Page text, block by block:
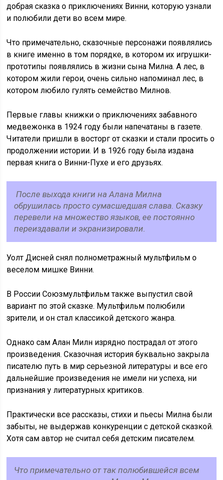
добрая сказка о приключениях Винни, которую узнали
и полюбили дети во всем мире.
Что примечательно, сказочные персонажи появлялись
в книге именно в том порядке, в котором их игрушки-
прототипы появлялись в жизни сына Милна. А лес, в
котором жили герои, очень сильно напоминал лес, в
котором любило гулять семейство Милнов.
Первые главы книжки о приключениях забавного
медвежонка в 1924 году были напечатаны в газете.
Читатели пришли в восторг от сказки и стали просить о
продолжении истории. И в 1926 году была издана
первая книга о Винни-Пухе и его друзьях.
После выхода книги на Алана Милна
обрушилась просто сумасшедшая слава. Сказку
перевели на множество языков, ее постоянно
переиздавали и экранизировали.
Уолт Дисней снял полнометражный мультфильм о
веселом мишке Винни.
В России Союзмультфильм также выпустил свой
вариант по этой сказке. Мультфильм полюбили
зрители, и он стал классикой детского жанра.
Однако сам Алан Милн изрядно пострадал от этого
произведения. Сказочная история буквально закрыла
писателю путь в мир серьезной литературы и все его
дальнейшие произведения не имели ни успеха, ни
признания у литературных критиков.
Практически все рассказы, стихи и пьесы Милна были
забыты, не выдержав конкуренции с детской сказкой.
Хотя сам автор не считал себя детским писателем.
Что примечательно от так полюбившейся всем